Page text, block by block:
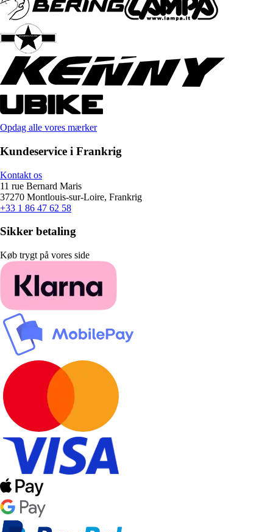
Opdag alle vores mærker
Kundeservice i Frankrig
Kontakt os
11 rue Bernard Maris
37270 Montlouis-sur-Loire, Frankrig
+33 1 86 47 62 58
Sikker betaling
Køb trygt på vores side